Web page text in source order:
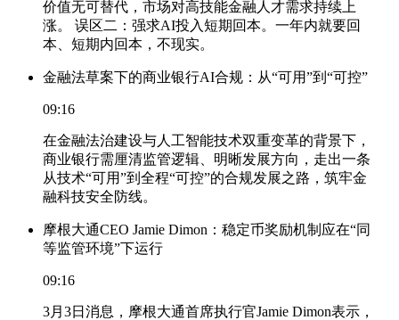
价值无可替代，市场对高技能金融人才需求持续上
涨。 误区二：强求AI投入短期回本。一年内就要回
本、短期内回本，不现实。
金融法草案下的商业银行AI合规：从“可用”到“可控”
09:16
在金融法治建设与人工智能技术双重变革的背景下，
商业银行需厘清监管逻辑、明晰发展方向，走出一条
从技术“可用”到全程“可控”的合规发展之路，筑牢金
融科技安全防线。
摩根大通CEO Jamie Dimon：稳定币奖励机制应在“同
等监管环境”下运行
09:16
3月3日消息，摩根大通首席执行官Jamie Dimon表示，